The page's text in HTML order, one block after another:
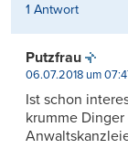
1 Antwort
Putzfrau
06.07.2018 um
Ist schon
krumme